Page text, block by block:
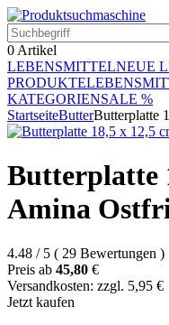
0 Artikel
LEBENSMITTELNEUE
PRODUKTE
KATEGORIENSALE %
StartseiteButterButterplatte
Butterplatte
Amina
4.48 / 5 ( 29 Bewertungen )
Preis ab 45,80 €
Versandkosten: zzgl. 5,95 €
Jetzt kaufen